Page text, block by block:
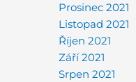
Prosinec 2021
Listopad 2021
Říjen 2021
Září 2021
Srpen 2021